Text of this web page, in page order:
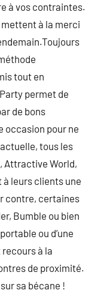
à vos contraintes.
à la merci
tout en
permet de
de bons
occasion pour ne
tous les
Attractive World,
leurs clients une
contre, certaines
Bumble ou bien
ou d’une
à la
de proximité.
sa bécane !